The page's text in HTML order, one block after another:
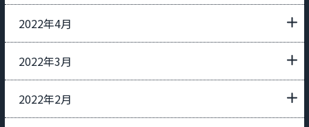
2022年4月
2022年3月
2022年2月